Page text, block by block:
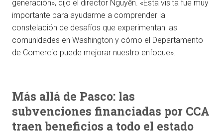
generación», dijo el director Nguyễn. «Esta visita fue muy
importante para ayudarme a comprender la
constelación de desafíos que experimentan las
comunidades en Washington y cómo el Departamento
de Comercio puede mejorar nuestro enfoque».
Más allá de Pasco: las
subvenciones financiadas por CCA
traen beneficios a todo el estado